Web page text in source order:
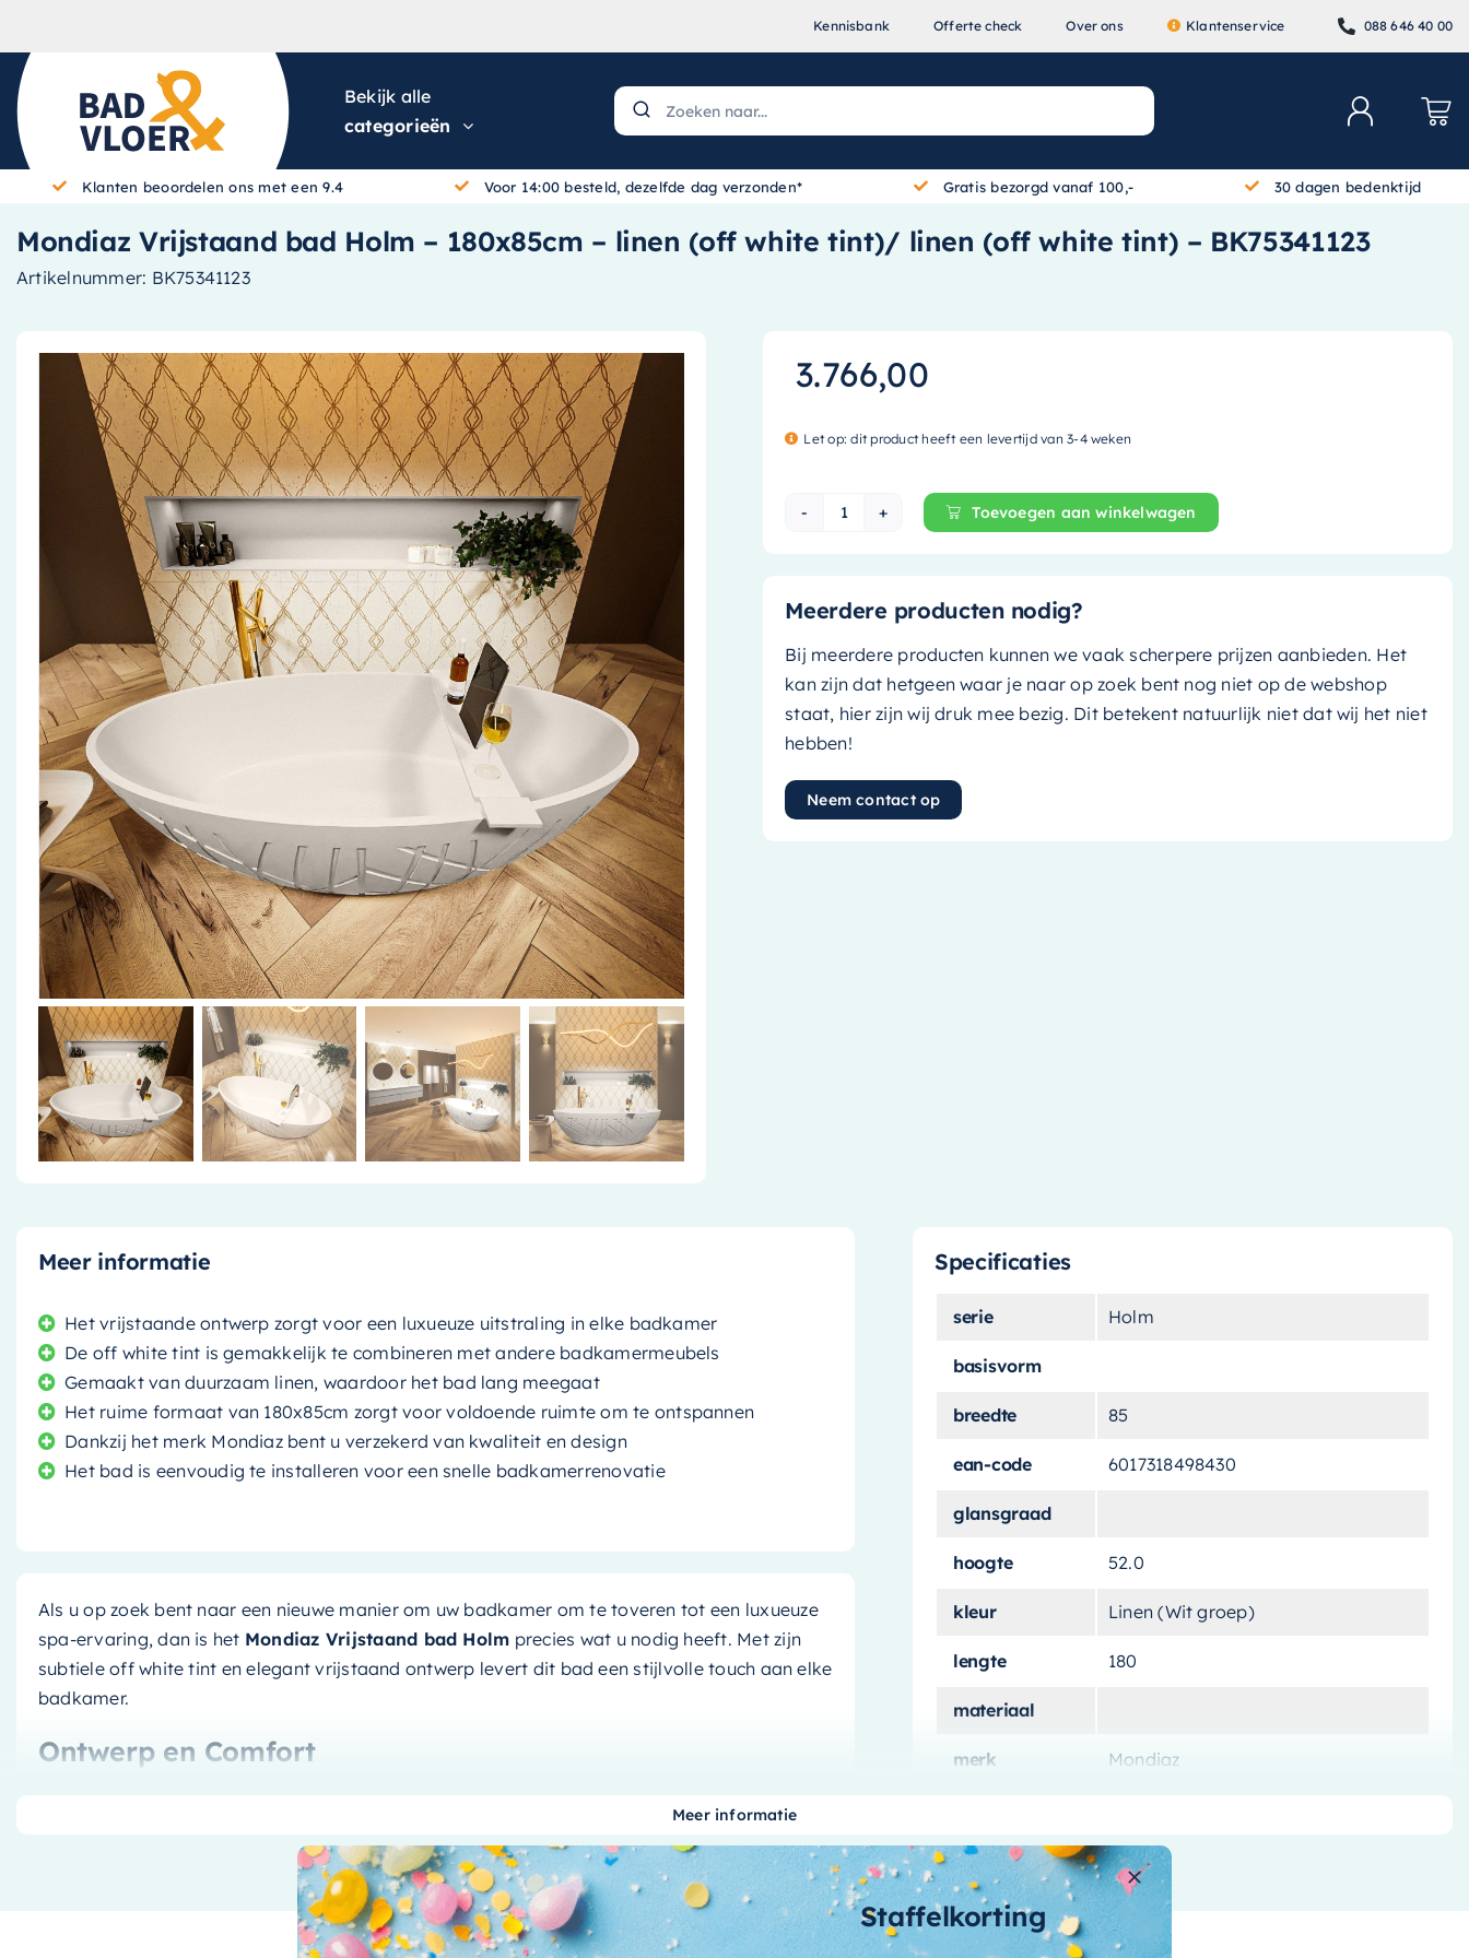
Kennisbank Offerte check Over ons Klantenservice 088 646 40 00
Bekijk alle
categorieën
Klanten beoordelen ons met een 9.4 Voor 14:00 besteld, dezelfde dag verzonden* Gratis bezorgd vanaf 100,- 30 dagen bedenktijd
Mondiaz Vrijstaand bad Holm – 180x85cm – linen (off white tint)/ linen (off white tint) – BK75341123
Artikelnummer: BK75341123
3.766,00
Let op: dit product heeft een levertijd van 3-4 weken
Mondiaz Vrijstaand bad Holm - 180x85cm - linen (off white tint)/ linen
Toevoegen aan winkelwagen
Meerdere producten nodig?
Bij meerdere producten kunnen we vaak scherpere prijzen aanbieden. Het
kan zijn dat hetgeen waar je naar op zoek bent nog niet op de webshop
staat, hier zijn wij druk mee bezig. Dit betekent natuurlijk niet dat wij het niet
hebben!
Neem contact op
Meer informatie
Het vrijstaande ontwerp zorgt voor een luxueuze uitstraling in elke badkamer
De off white tint is gemakkelijk te combineren met andere badkamermeubels
Gemaakt van duurzaam linen, waardoor het bad lang meegaat
Het ruime formaat van 180x85cm zorgt voor voldoende ruimte om te ontspannen
Dankzij het merk Mondiaz bent u verzekerd van kwaliteit en design
Het bad is eenvoudig te installeren voor een snelle badkamerrenovatie
Als u op zoek bent naar een nieuwe manier om uw badkamer om te toveren tot een luxueuze
spa-ervaring, dan is het Mondiaz Vrijstaand bad Holm precies wat u nodig heeft. Met zijn
subtiele off white tint en elegant vrijstaand ontwerp levert dit bad een stijlvolle touch aan elke
badkamer.
Ontwerp en Comfort
Dit bad is niet alleen prachtig om te zien, maar het is ook ontworpen met uw comfort in
gedachten. Het ruime formaat van180x85cmbiedt voldoende ruimte om te ontspannen en
tot rust te komen na een lange dag. De zachte, afgeronde vormen van de badkuip zorgen
voor een natuurlijke en comfortabele ligpositie.
Specificaties
serie Holm
basisvorm
breedte 85
ean-code 6017318498430
glansgraad
hoogte 52.0
kleur Linen (Wit groep)
lengte 180
materiaal
merk Mondiaz
aantal-liters 180 L
aantal-personen
Meer informatie
Staffelkorting